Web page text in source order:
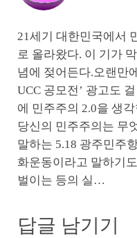
21세기 대한민국에서
로 올라왔다. 이 기가
념에 젖어든다.오랜만
UCC 공모전’ 광고도
에 민주주의 2.0을 생
당신의 민주주의는 무
말하는 5.18 광주민주
화운동이라고 말하기
벌이는 등의 실…
답글 남기기